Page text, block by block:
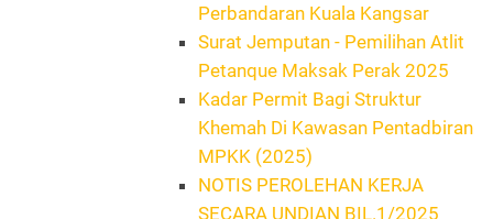
Perbandaran Kuala Kangsar
Surat Jemputan - Pemilihan Atlit
Petanque Maksak Perak 2025
Kadar Permit Bagi Struktur
Khemah Di Kawasan Pentadbiran
MPKK (2025)
NOTIS PEROLEHAN KERJA
SECARA UNDIAN BIL.1/2025